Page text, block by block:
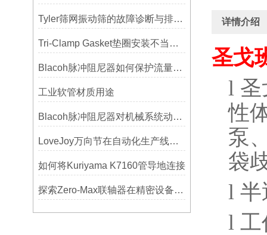
Tyler筛网振动筛的故障诊断与排除方法总结
Tri-Clamp Gasket垫圈安装不当导致的泄漏问题及预防
Blacoh脉冲阻尼器如何保护流量计、压力开关和管路附件？
工业软管材质用途
Blacoh脉冲阻尼器对机械系统动态特性的影响分析
LoveJoy万向节在自动化生产线中的核心作用
如何将Kuriyama K7160管导地连接
探索Zero-Max联轴器在精密设备中的优势
详情介绍
圣戈
l 圣
性
泵
袋
l 半
l 工